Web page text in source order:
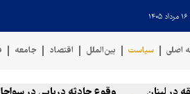
اصلی سیاست بین‌الملل اقتصاد جامعه